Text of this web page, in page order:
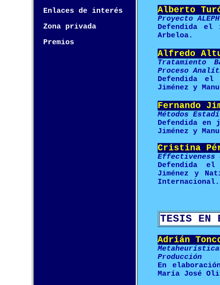
Enlaces de interés
Zona privada
Premios
Alberto
Proyecto
Defendida el
Arbeloa.
Alfredo
Tratamiento
Proceso
Defendida el
Jiménez y
Fernando
Métodos
Defendida en
Jiménez y
Cristina
Effectiveness
Defendida
Jiménez y
Internacional.
TESIS EN
Adrián
Producción
En
María José